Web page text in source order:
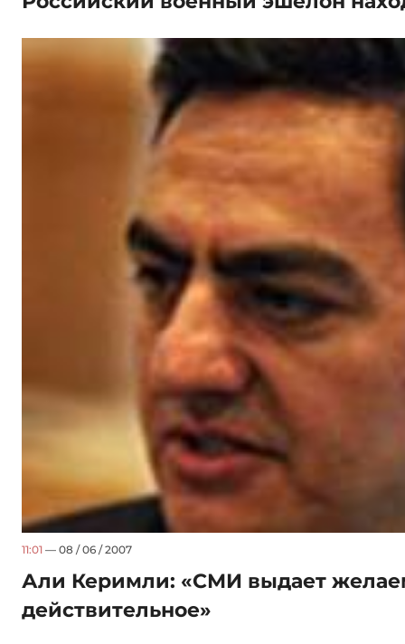
11:01 — 08 / 06 / 2007
Али Керимли: «СМИ выдает
действительное»